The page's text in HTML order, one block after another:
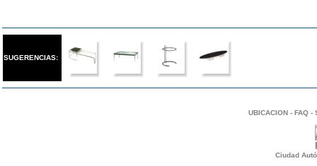
SUGERENCIAS:
UBICACION - FAQ-
Ciudad